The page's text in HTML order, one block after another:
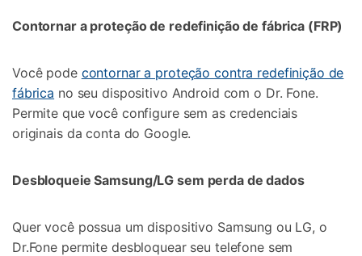
Contornar a proteção de redefinição de fábrica (FRP)
Você pode contornar a proteção contra redefinição de
fábrica no seu dispositivo Android com o Dr. Fone.
Permite que você configure sem as credenciais
originais da conta do Google.
Desbloqueie Samsung/LG sem perda de dados
Quer você possua um dispositivo Samsung ou LG, o
Dr.Fone permite desbloquear seu telefone sem